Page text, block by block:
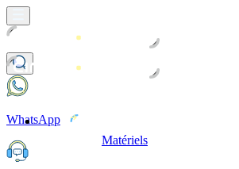
Matériels
WhatsApp